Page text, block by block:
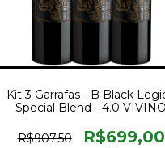
Kit 3 Garrafas - B Black
Special Blend - 4.0 VIVINO
R$907,50 R$699,00